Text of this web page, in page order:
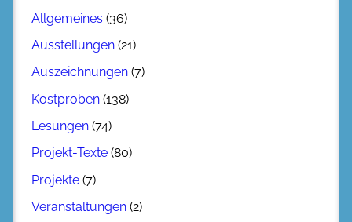
Allgemeines (36)
Ausstellungen (21)
Auszeichnungen (7)
Kostproben (138)
Lesungen (74)
Projekt-Texte (80)
Projekte (7)
Veranstaltungen (2)